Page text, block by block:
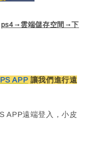
ps4→雲端儲存空間→下
PS APP 讓我們進行遠
APP遠端登入，小皮